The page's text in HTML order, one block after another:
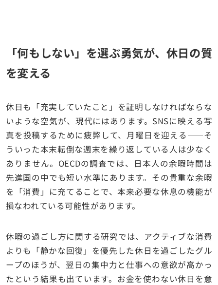
「何もしない」を選ぶ勇気が、休日の質
を変える
休日も「充実していたこと」を証明しなければならな
いような空気が、現代にはあります。SNSに映える写
真を投稿するために疲弊して、月曜日を迎える——そ
ういった本末転倒な週末を繰り返している人は少なく
ありません。OECDの調査では、日本人の余暇時間は
先進国の中でも短い水準にあります。その貴重な余暇
を「消費」に充てることで、本来必要な休息の機能が
損なわれている可能性があります。
休暇の過ごし方に関する研究では、アクティブな消費
よりも「静かな回復」を優先した休日を過ごしたグル
ープのほうが、翌日の集中力と仕事への意欲が高かっ
たという結果も出ています。お金を使わない休日を意